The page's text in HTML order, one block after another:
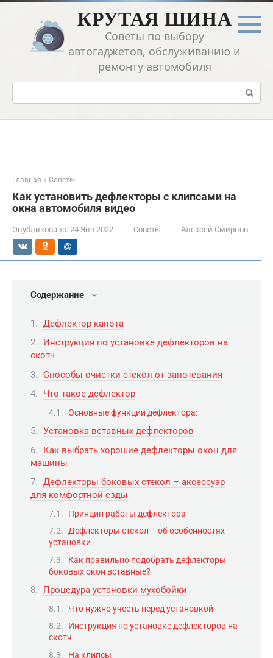
Перейти
контенту
КРУТАЯ ШИНА
Советы по выбору
автогаджетов, обслуживанию и
ремонту автомобиля
Поиск:
Главная » Советы
Как установить дефлекторы с клипсами на
окна автомобиля видео
Опубликовано: 24 Янв 2022 Советы Алексей Смирнов
Содержание
Дефлектор капота
Инструкция по установке дефлекторов на
скотч
Способы очистки стекол от запотевания
Что такое дефлектор
Основные функции дефлектора:
Установка вставных дефлекторов
Как выбрать хорошие дефлекторы окон для
машины
Дефлекторы боковых стекол – аксессуар
для комфортной езды
Принцип работы дефлектора
Дефлекторы стекол – об особенностях
установки
Как правильно подобрать дефлекторы
боковых окон вставные?
Процедура установки мухобойки
Что нужно учесть перед установкой
Инструкция по установке дефлекторов на
скотч
На клипсы